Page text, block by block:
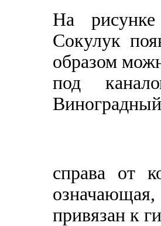
На
Сокулук
образом
под
справа от
привязан к